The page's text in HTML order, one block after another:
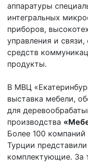
аппаратуры
интегральных
приборов,
управления и
средств
продукты.
В МВЦ
выставка мебели,
для
производства
Более 100
Турции
комплектующие. За